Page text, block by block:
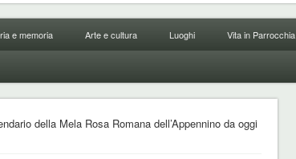
e memoria Arte e cultura Luoghi Vita in Parrocchia
della Mela Rosa Romana dell’Appennino da oggi